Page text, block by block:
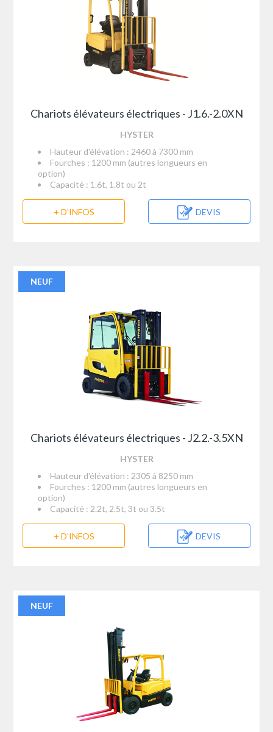
Chariots élévateurs électriques - J1.6.-2.0XN
HYSTER
Hauteur d'élévation : 2460 à 7300 mm
Fourches : 1200 mm (autres longueurs en
option)
Capacité : 1.6t, 1.8t ou 2t
+ D'INFOS DEVIS
NEUF
Chariots élévateurs électriques - J2.2.-3.5XN
HYSTER
Hauteur d'élévation : 2305 à 8250 mm
Fourches : 1200 mm (autres longueurs en
option)
Capacité : 2.2t, 2.5t, 3t ou 3.5t
+ D'INFOS DEVIS
NEUF